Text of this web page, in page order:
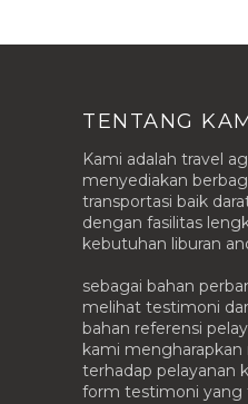
TENTANG
Kami adalah travel
menyediakan
transportasi baik
dengan fasilitas
kebutuhan liburan
sebagai bahan
melihat testimoni
bahan referensi
kami mengharapkan
terhadap pelayanan
form testimoni yang